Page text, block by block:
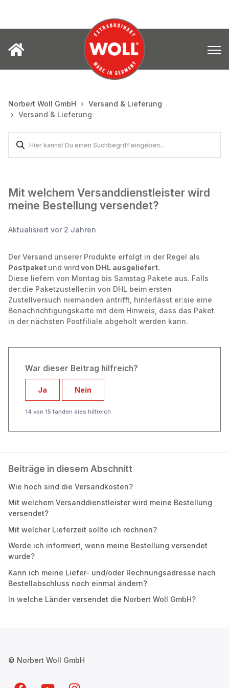
Norbert Woll GmbH
Versand & Lieferung
Versand & Lieferung
Mit welchem Versanddienstleister wird
meine Bestellung versendet?
Aktualisiert vor 2 Jahren
Der Versand unserer Produkte erfolgt in der Regel als
Postpaket und wird von DHL ausgeliefert.
Diese liefern von Montag bis Samstag Pakete aus. Falls
der:die Paketzusteller:in von DHL beim ersten
Zustellversuch niemanden antrifft, hinterlässt er:sie eine
Benachrichtigungskarte mit dem Hinweis, dass das Paket
in der nächsten Postfiliale abgeholt werden kann.
War dieser Beitrag hilfreich?
Ja Nein
14 von 15 fanden dies hilfreich
Beiträge in diesem Abschnitt
Wie hoch sind die Versandkosten?
Mit welchem Versanddienstleister wird meine Bestellung
versendet?
Mit welcher Lieferzeit sollte ich rechnen?
Werde ich informiert, wenn meine Bestellung versendet
wurde?
Kann ich meine Liefer- und/oder Rechnungsadresse nach
Bestellabschluss noch einmal ändern?
In welche Länder versendet die Norbert Woll GmbH?
© Norbert Woll GmbH